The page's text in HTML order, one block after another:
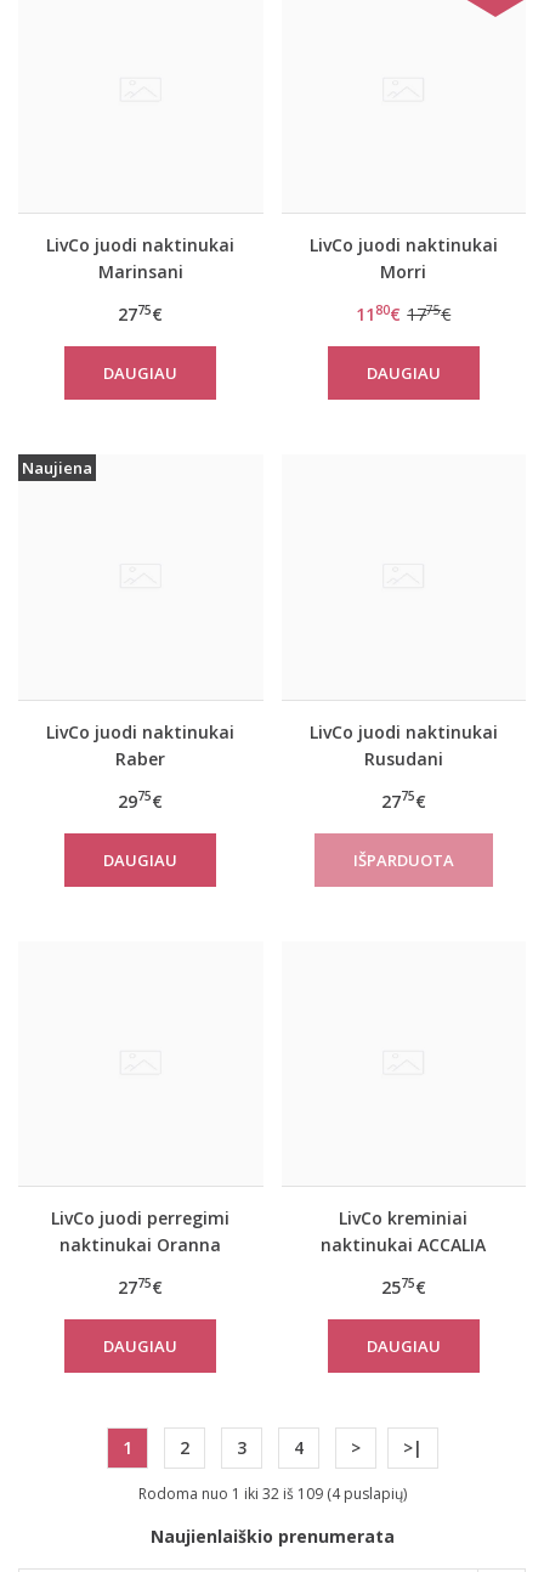
LivCo juodi naktinukai
Marinsani
2775€
DAUGIAU
LivCo juodi naktinukai
Morri
11 80€ 1775€
DAUGIAU
Naujiena
LivCo juodi naktinukai
Raber
2975€
DAUGIAU
LivCo juodi naktinukai
Rusudani
2775€
LivCo juodi perregimi
naktinukai Oranna
2775€
DAUGIAU
LivCo kreminiai
naktinukai ACCALIA
2575€
DAUGIAU
1 2 3 4 > >|
Rodoma nuo 1 iki 32 iš 109 (4 puslapių)
Naujienlaiškio prenumerata